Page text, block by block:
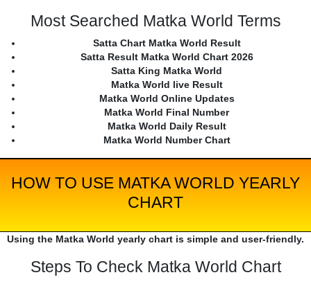
Most Searched Matka World Terms
Satta Chart Matka World Result
Satta Result Matka World Chart 2026
Satta King Matka World
Matka World live Result
Matka World Online Updates
Matka World Final Number
Matka World Daily Result
Matka World Number Chart
HOW TO USE MATKA WORLD YEARLY
CHART
Using the Matka World yearly chart is simple and user-friendly.
Steps To Check Matka World Chart